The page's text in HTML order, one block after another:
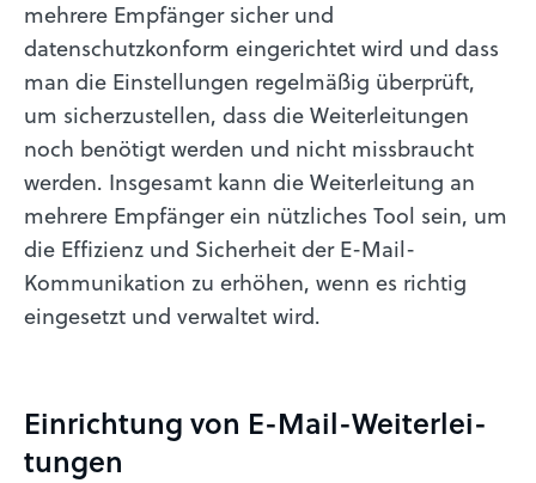
mehrere Empfänger sicher und
datenschutzkonform eingerichtet wird und dass
man die Einstellungen regelmäßig überprüft,
um sicherzustellen, dass die Weiterleitungen
noch benötigt werden und nicht missbraucht
werden. Insgesamt kann die Weiterleitung an
mehrere Empfänger ein nützliches Tool sein, um
die Effizienz und Sicherheit der E-Mail-
Kommunikation zu erhöhen, wenn es richtig
eingesetzt und verwaltet wird.
Einrichtung von E-Mail-Weiter­lei­
tungen